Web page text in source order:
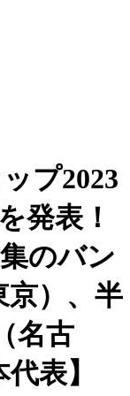
プ2023
発表！
のバン
京）、半
名古
表】